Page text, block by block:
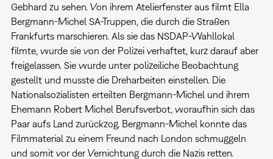
Gebhard zu sehen. Von ihrem Atelierfenster aus filmt Ella
Bergmann-Michel SA-Truppen, die durch die Straßen
Frankfurts marschieren. Als sie das NSDAP-Wahllokal
filmte, wurde sie von der Polizei verhaftet, kurz darauf aber
freigelassen. Sie wurde unter polizeiliche Beobachtung
gestellt und musste die Dreharbeiten einstellen. Die
Nationalsozialisten erteilten Bergmann-Michel und ihrem
Ehemann Robert Michel Berufsverbot, woraufhin sich das
Paar aufs Land zurückzog. Bergmann-Michel konnte das
Filmmaterial zu einem Freund nach London schmuggeln
und somit vor der Vernichtung durch die Nazis retten.